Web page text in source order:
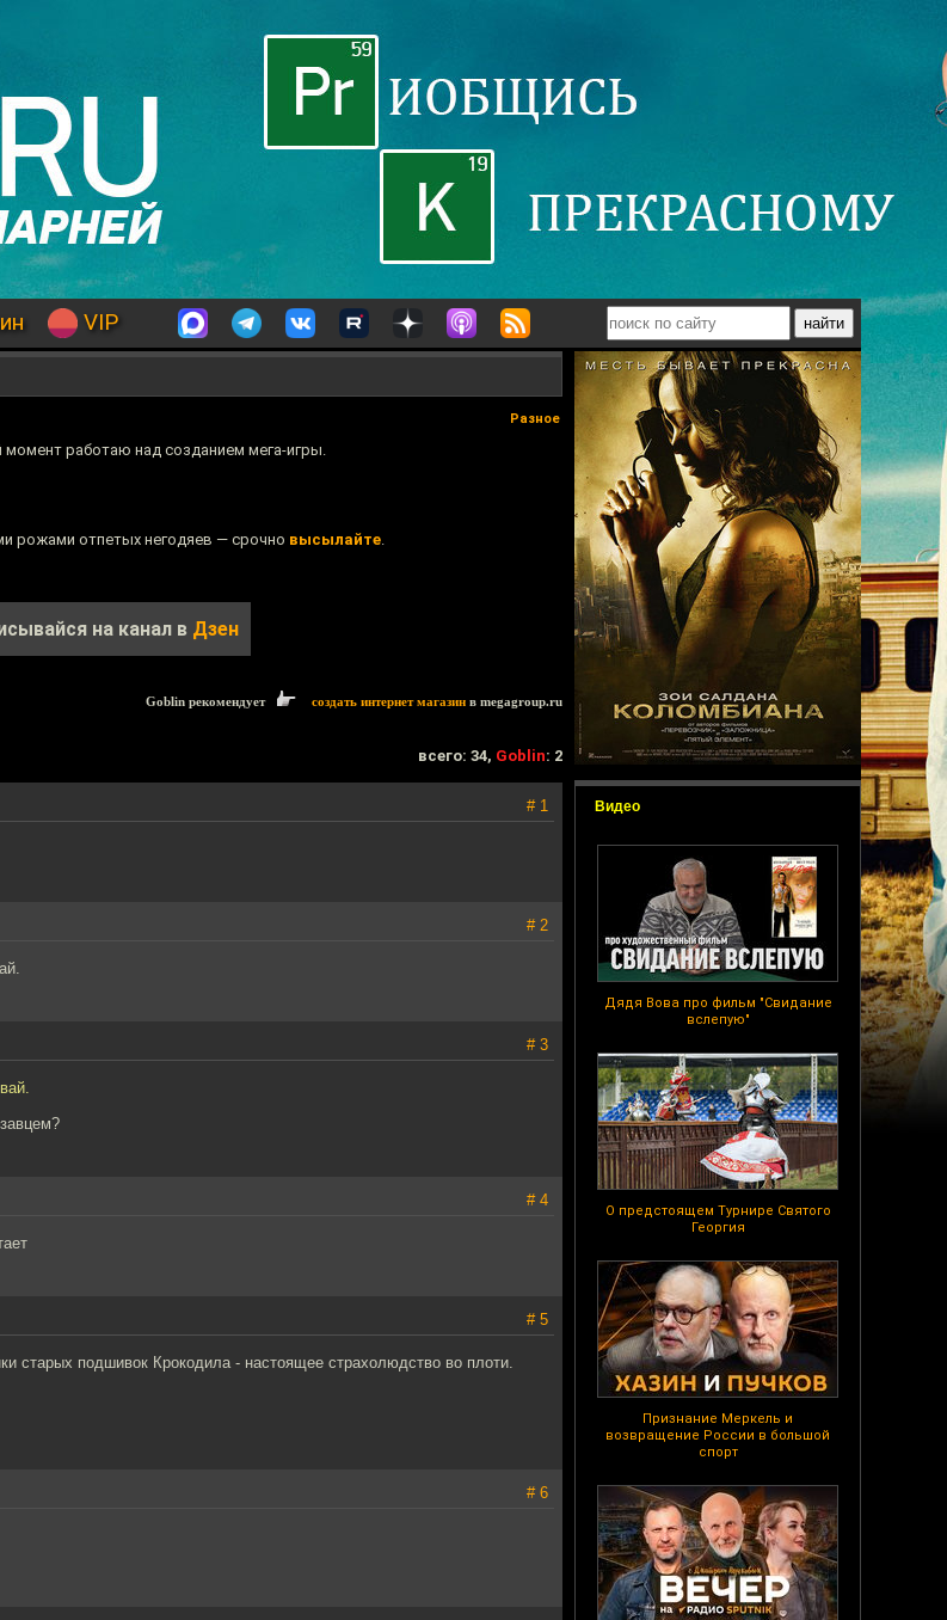
VIP
Видео
Дядя Вова про фильм "Свидание
вслепую"
О предстоящем Турнире Святого
Георгия
Признание Меркель и
возвращение России в большой
спорт
Разное
работаю над созданием мега-игры.
рожами отпетых негодяев — срочно высылайте.
на канал в Дзен
Goblin рекомендует создать интернет магазин в megagroup.ru
всего: 34, Goblin: 2
# 1
# 2
# 3
# 4
# 5
старых подшивок Крокодила - настоящее страхолюдство во плоти.
# 6